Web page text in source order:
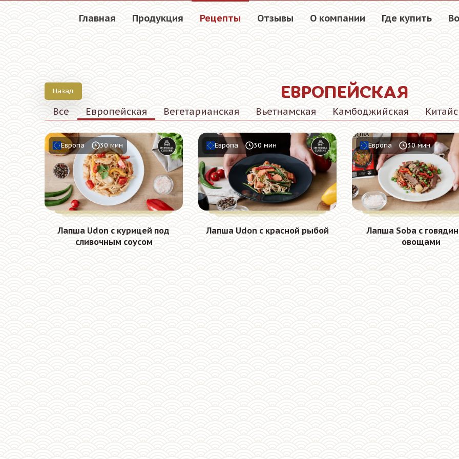
Главная Продукция Рецепты Отзывы О компании Где купить
ЕВРОПЕЙСКАЯ
Назад
Все Европейская Вегетарианская Вьетнамская Камбоджийская
Европа 30 мин
Лапша Udon с курицей под
сливочным соусом
Европа 30 мин
Лапша Udon с красной рыбой
Европа 30 мин
Лапша Soba с
овощами